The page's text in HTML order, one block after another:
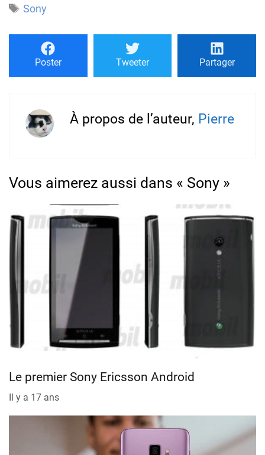
Étiquettes
Sony
Poster Tweeter Partager
À propos de l’auteur, Pierre
Vous aimerez aussi dans « Sony »
Le premier Sony Ericsson Android
Il y a 17 ans